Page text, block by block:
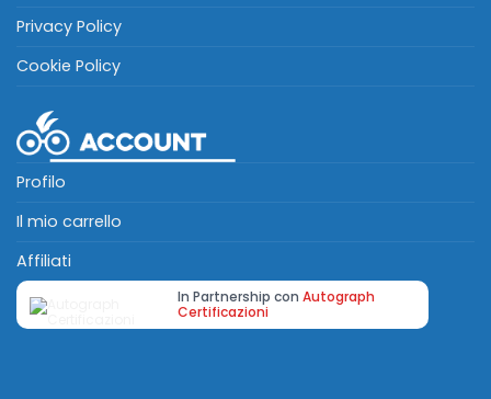
Privacy Policy
Cookie Policy
Profilo
Il mio carrello
Affiliati
In Partnership con Autograph
Certificazioni